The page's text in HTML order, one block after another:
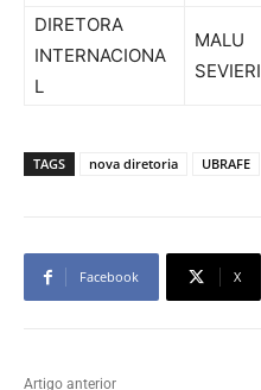
DIRETORA
INTERNACIONA
L
MALU
SEVIERI
TAGS nova diretoria UBRAFE
Facebook X
Artigo anterior